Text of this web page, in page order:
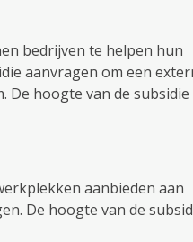
bedrijven te helpen hun
​​aanvragen om een
De hoogte van de subsidie
aanbieden aan
De hoogte van de